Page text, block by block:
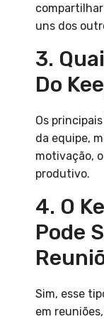
uns dos
3.
Do
Os
da equipe,
motivação,
produtivo.
4. O
Pode
Sim, esse
em